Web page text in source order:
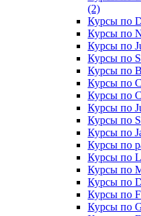
(2)
Курсы по
Курсы по
Курсы по
Курсы по
Курсы по
Курсы по
Курсы по
Курсы по
Курсы по
Курсы по
Курсы по
Курсы по
Курсы по
Курсы по
Курсы по
Курсы по